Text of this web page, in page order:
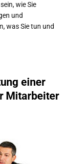
wie Sie
und
was Sie tun und
einer
Mitarbeiter